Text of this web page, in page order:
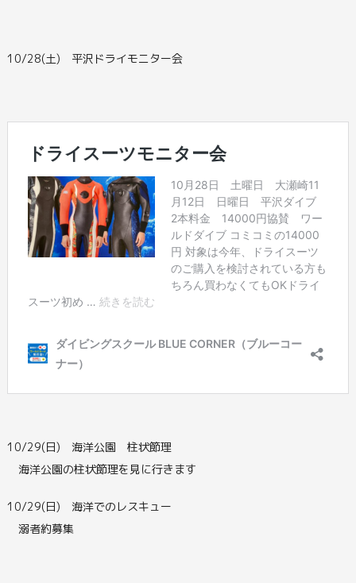
10/28(土) 平沢ドライモニター会
10/29(日) 海洋公園 柱状節理
海洋公園の柱状節理を見に行きます
10/29(日) 海洋でのレスキュー
溺者約募集